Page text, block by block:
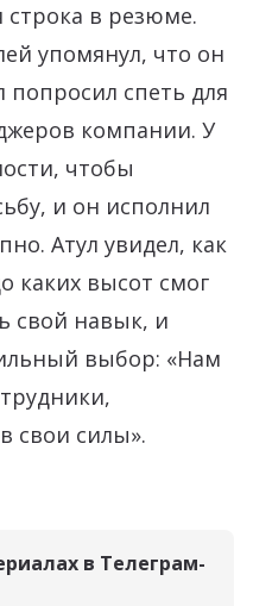
строка в резюме.
упомянул, что он
попросил спеть для
компании. У
чтобы
и он исполнил
Атул увидел, как
каких высот смог
свой навык, и
выбор: «Нам
свои силы».
в Телеграм-